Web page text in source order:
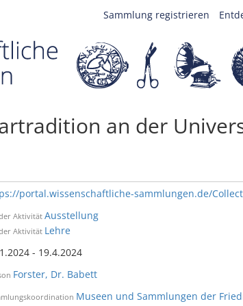
Sammlung registrieren
an der
portal.wissenschaftliche-sammlungen.de/
Aktivität Ausstellung
Aktivität Lehre
- 19.4.2024
Forster, Dr. Babett
Museen und Sammlungen der